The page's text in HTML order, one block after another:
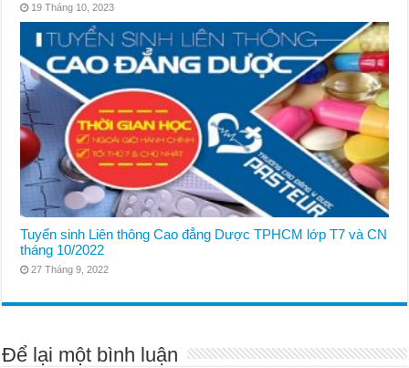
19 Tháng 10, 2023
Tuyển sinh Liên thông Cao đẳng Dược TPHCM lớp T7 và CN
tháng 10/2022
27 Tháng 9, 2022
Để lại một bình luận